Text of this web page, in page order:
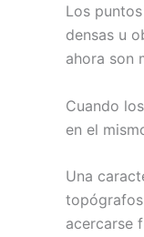
Los
densas u
ahora son
Cuando
en el
Una
topógrafos
acercarse